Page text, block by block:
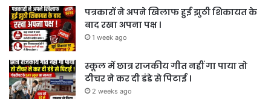
पत्रकारों ने अपने खिलाफ हुई झुठी शिकायत के
बाद रखा अपना पक्ष ।
1 week ago
स्कूल में छात्र राजकीय गीत नहीं गा पाया तो
टीचर ने कर दी डंडे से पिटाई ।
2 weeks ago